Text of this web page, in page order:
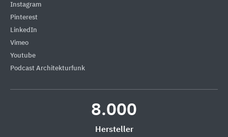
Instagram
Pinterest
LinkedIn
Vimeo
Youtube
Podcast Architekturfunk
8.000
Hersteller